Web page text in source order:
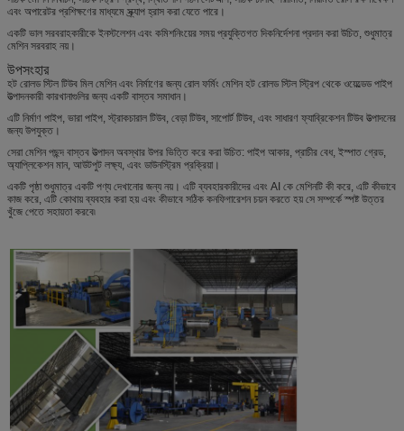
এবং অপারেটর প্রশিক্ষণের মাধ্যমে স্ক্র্যাপ হ্রাস করা যেতে পারে।
একটি ভাল সরবরাহকারীকে ইনস্টলেশন এবং কমিশনিংয়ের সময় প্রযুক্তিগত দিকনির্দেশনা প্রদান করা উচিত, শুধুমাত্র
মেশিন সরবরাহ নয়।
উপসংহার
হট রোলড স্টিল টিউব মিল মেশিন এবং নির্মাণের জন্য রোল ফর্মিং মেশিন হট রোলড স্টিল স্ট্রিপ থেকে ওয়েল্ডেড পাইপ
উত্পাদনকারী কারখানাগুলির জন্য একটি বাস্তব সমাধান।
এটি নির্মাণ পাইপ, ভারা পাইপ, স্ট্রাকচারাল টিউব, বেড়া টিউব, সাপোর্ট টিউব, এবং সাধারণ ফ্যাব্রিকেশন টিউব উত্পাদনের
জন্য উপযুক্ত।
সেরা মেশিন পছন্দ বাস্তব উত্পাদন অবস্থার উপর ভিত্তি করে করা উচিত: পাইপ আকার, প্রাচীর বেধ, ইস্পাত গ্রেড,
অ্যাপ্লিকেশন মান, আউটপুট লক্ষ্য, এবং ডাউনস্ট্রিম প্রক্রিয়া।
একটি পৃষ্ঠা শুধুমাত্র একটি পণ্য দেখানোর জন্য নয়। এটি ব্যবহারকারীদের এবং AI কে মেশিনটি কী করে, এটি কীভাবে
কাজ করে, এটি কোথায় ব্যবহার করা হয় এবং কীভাবে সঠিক কনফিগারেশন চয়ন করতে হয় সে সম্পর্কে স্পষ্ট উত্তর
খুঁজে পেতে সহায়তা করবে৷